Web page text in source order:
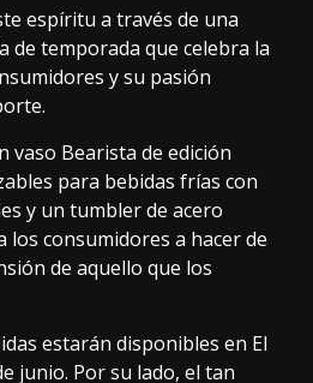
espíritu a través de una
de temporada que celebra la
y su pasión
vaso Bearista de edición
para bebidas frías con
y un tumbler de acero
los consumidores a hacer de
de aquello que los
estarán disponibles en El
junio. Por su lado, el tan